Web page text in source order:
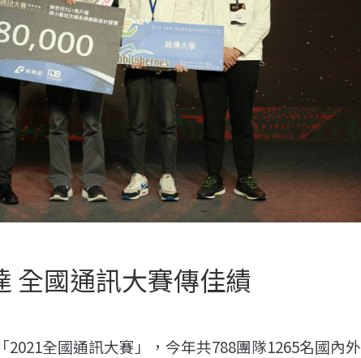
全國通訊大賽傳佳績
2021全國通訊大賽」，今年共788團隊1265名國內外